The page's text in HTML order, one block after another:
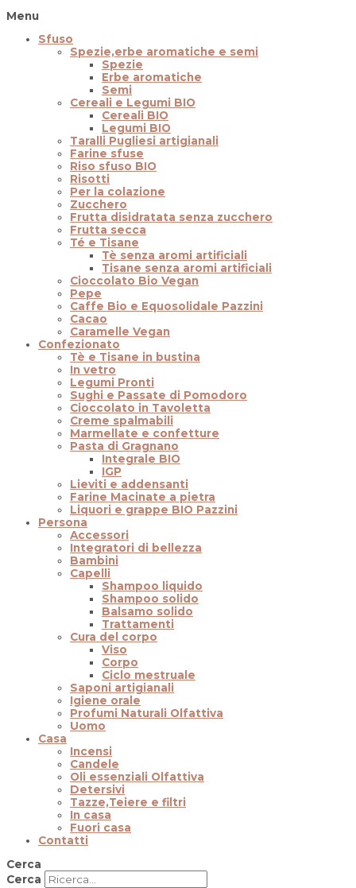
Menu
Sfuso
Spezie,erbe aromatiche e semi
Spezie
Erbe aromatiche
Semi
Cereali e Legumi BIO
Cereali BIO
Legumi BIO
Taralli Pugliesi artigianali
Farine sfuse
Riso sfuso BIO
Risotti
Per la colazione
Zucchero
Frutta disidratata senza zucchero
Frutta secca
Té e Tisane
Tè senza aromi artificiali
Tisane senza aromi artificiali
Cioccolato Bio Vegan
Pepe
Caffe Bio e Equosolidale Pazzini
Cacao
Caramelle Vegan
Confezionato
Tè e Tisane in bustina
In vetro
Legumi Pronti
Sughi e Passate di Pomodoro
Cioccolato in Tavoletta
Creme spalmabili
Marmellate e confetture
Pasta di Gragnano
Integrale BIO
IGP
Lieviti e addensanti
Farine Macinate a pietra
Liquori e grappe BIO Pazzini
Persona
Accessori
Integratori di bellezza
Bambini
Capelli
Shampoo liquido
Shampoo solido
Balsamo solido
Trattamenti
Cura del corpo
Viso
Corpo
Ciclo mestruale
Saponi artigianali
Igiene orale
Profumi Naturali Olfattiva
Uomo
Casa
Incensi
Candele
Oli essenziali Olfattiva
Detersivi
Tazze,Teiere e filtri
In casa
Fuori casa
Contatti
Cerca
Cerca